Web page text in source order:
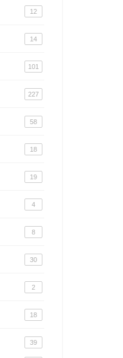
12
14
101
227
58
18
19
4
8
30
2
18
39